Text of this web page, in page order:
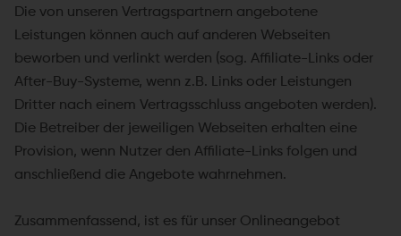
Die von unseren Vertragspartnern angebotene
Leistungen können auch auf anderen Webseiten
beworben und verlinkt werden (sog. Affiliate-Links oder
After-Buy-Systeme, wenn z.B. Links oder Leistungen
Dritter nach einem Vertragsschluss angeboten werden).
Die Betreiber der jeweiligen Webseiten erhalten eine
Provision, wenn Nutzer den Affiliate-Links folgen und
anschließend die Angebote wahrnehmen.
Zusammenfassend, ist es für unser Onlineangebot